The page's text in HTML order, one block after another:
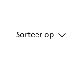
Sorteer op